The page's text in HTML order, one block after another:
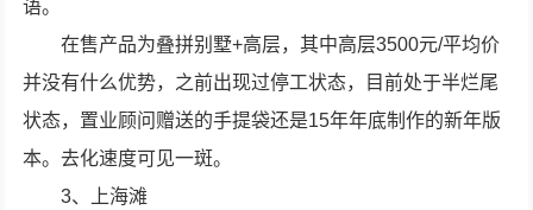
语。
在售产品为叠拼别墅+高层，其中高层3500元/平均价
并没有什么优势，之前出现过停工状态，目前处于半烂尾
状态，置业顾问赠送的手提袋还是15年年底制作的新年版
本。去化速度可见一斑。
3、上海滩